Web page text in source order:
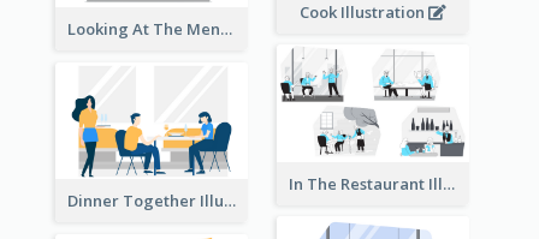
Cook Illustration
Looking At The Menu Illustration
In The Restaurant Illustration
Dinner Together Illustration